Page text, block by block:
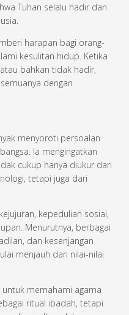
Tuhan selalu hadir dan
harapan bagi orang-
kesulitan hidup. Ketika
bahkan tidak hadir,
dengan
menyoroti persoalan
Ia mengingatkan
cukup hanya diukur dari
tetapi juga dari
kepedulian sosial,
Menurutnya, berbagai
dan kesenjangan
menjauh dari nilai-nilai
memahami agama
ritual ibadah, tetapi